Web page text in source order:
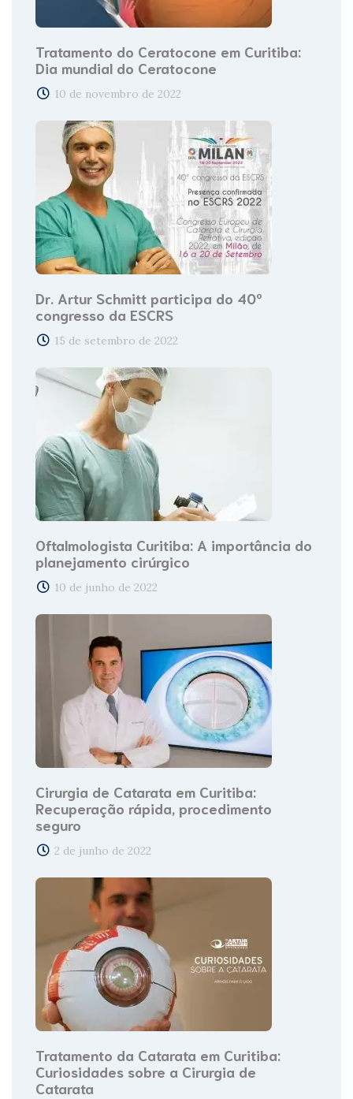
Tratamento do Ceratocone em Curitiba:
Dia mundial do Ceratocone
10 de novembro de 2022
Dr. Artur Schmitt participa do 40º
congresso da ESCRS
15 de setembro de 2022
Oftalmologista Curitiba: A importância do
planejamento cirúrgico
10 de junho de 2022
Cirurgia de Catarata em Curitiba:
Recuperação rápida, procedimento
seguro
2 de junho de 2022
Tratamento da Catarata em Curitiba:
Curiosidades sobre a Cirurgia de
Catarata